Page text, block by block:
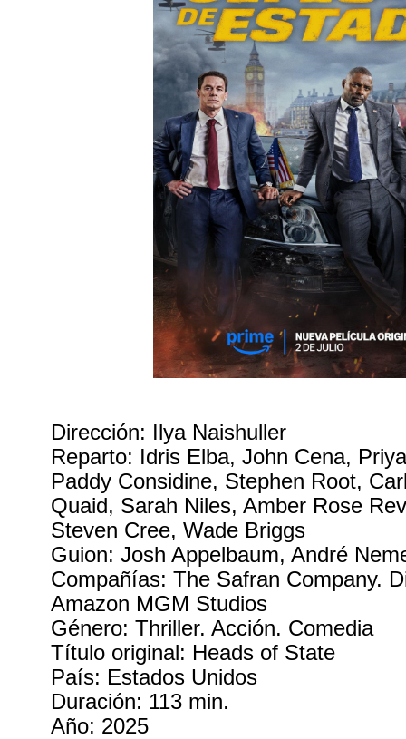
Dirección: Ilya Naishuller
Reparto: Idris Elba, John Cena,
Paddy Considine, Stephen Root,
Quaid, Sarah Niles, Amber Rose
Steven Cree, Wade Briggs
Guion: Josh Appelbaum, André
Compañías: The Safran Company.
Amazon MGM Studios
Género: Thriller. Acción. Comedia
Título original: Heads of State
País: Estados Unidos
Duración: 113 min.
Año: 2025